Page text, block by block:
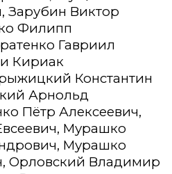
Зарубин Виктор
Филипп
Гавриил
Кириак
Константин
Арнольд
Пётр Алексеевич,
Мурашко
Мурашко
Орловский Владимир